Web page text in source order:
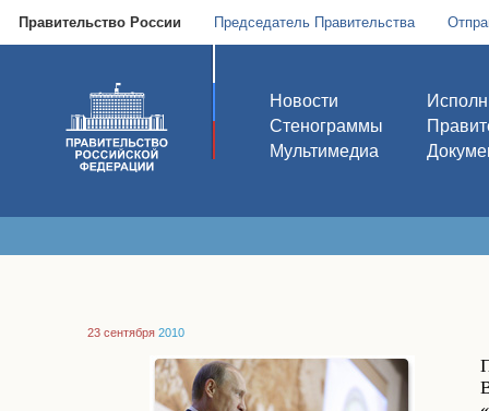
Правительство России Председатель Правительства
Новости
Стенограммы
Мультимедиа
23 сентября 2010